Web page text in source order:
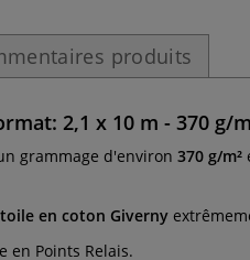
produits
2,1 x 10 m - 370 g/
grammage d'environ 370 g/m²
toile en coton Giverny
en Points Relais.